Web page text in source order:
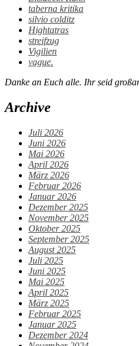
taberna kritika
silvio colditz
Hightatras
streifzug
Vigilien
vague.
Danke an Euch alle. Ihr seid
Archive
Juli 2026
Juni 2026
Mai 2026
April 2026
März 2026
Februar 2026
Januar 2026
Dezember 2025
November 2025
Oktober 2025
September 2025
August 2025
Juli 2025
Juni 2025
Mai 2025
April 2025
März 2025
Februar 2025
Januar 2025
Dezember 2024